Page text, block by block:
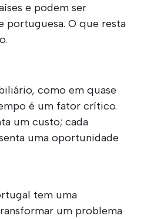
e podem ser
portuguesa. O que resta
como em quase
é um fator crítico.
um custo; cada
uma oportunidade
tem uma
um problema